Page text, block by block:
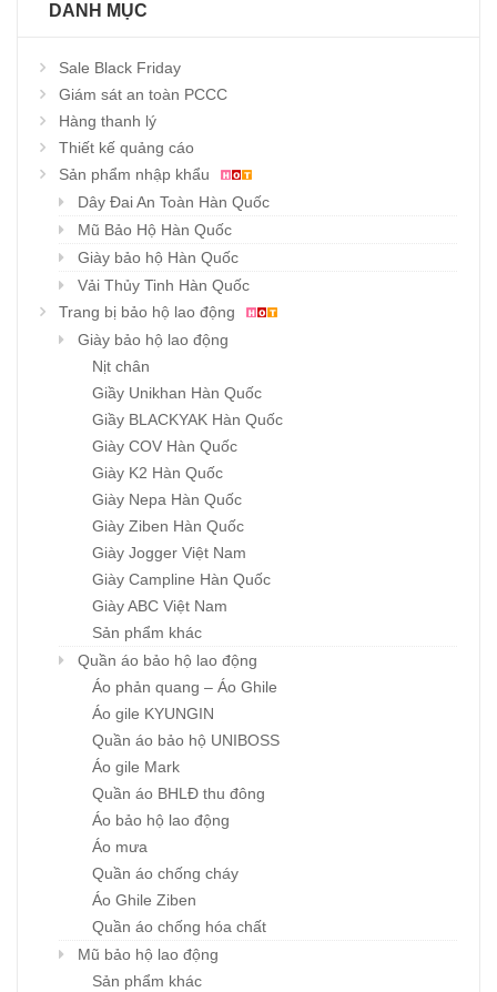
DANH MỤC
Sale Black Friday
Giám sát an toàn PCCC
Hàng thanh lý
Thiết kế quảng cáo
Sản phẩm nhập khẩu
Dây Đai An Toàn Hàn Quốc
Mũ Bảo Hộ Hàn Quốc
Giày bảo hộ Hàn Quốc
Vải Thủy Tinh Hàn Quốc
Trang bị bảo hộ lao động
Giày bảo hộ lao động
Nịt chân
Giầy Unikhan Hàn Quốc
Giầy BLACKYAK Hàn Quốc
Giày COV Hàn Quốc
Giày K2 Hàn Quốc
Giày Nepa Hàn Quốc
Giày Ziben Hàn Quốc
Giày Jogger Việt Nam
Giày Campline Hàn Quốc
Giày ABC Việt Nam
Sản phẩm khác
Quần áo bảo hộ lao động
Áo phản quang – Áo Ghile
Áo gile KYUNGIN
Quần áo bảo hộ UNIBOSS
Áo gile Mark
Quần áo BHLĐ thu đông
Áo bảo hộ lao động
Áo mưa
Quần áo chống cháy
Áo Ghile Ziben
Quần áo chống hóa chất
Mũ bảo hộ lao động
Sản phẩm khác